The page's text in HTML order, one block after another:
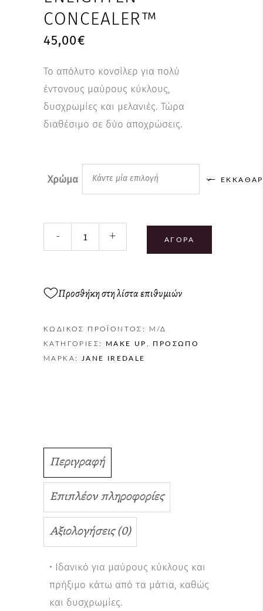
CONCEALER™
45,00€
Το απόλυτο κονσίλερ για πολύ
έντονους μαύρους κύκλους,
δυσχρωμίες και μελανιές. Τώρα
διαθέσιμο σε δύο αποχρώσεις.
Χρώμα Κάντε μία επιλογή
- + ΑΓΟΡΆ
Προσθήκη στη λίστα επιθυμιών
ΚΩΔΙΚΌΣ ΠΡΟΪΌΝΤΟΣ: Μ/Δ
ΚΑΤΗΓΟΡΊΕΣ: MAKE UP ΠΡΌΣΩΠΟ
ΜΆΡΚΑ: JANE IREDALE
Περιγραφή
Επιπλέον πληροφορίες
Αξιολογήσεις (0)
• Ιδανικό για μαύρους κύκλους και
πρήξιμο κάτω από τα μάτια, καθώς
και δυσχρωμίες.